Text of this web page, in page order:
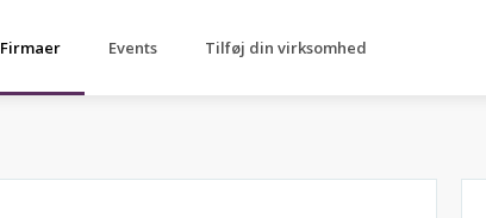
Firmaer Events Tilføj din virksomhed